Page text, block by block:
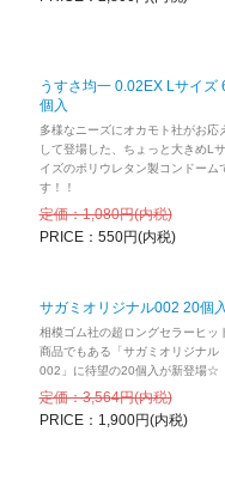
」です！
2020.12.23
2020.10.01
10月のス
付き 144
2020.06.01 6月のスペ
4月11日(
お客様に
2020.04.01 4月のスペ
うすさ均一 0.02EX Lサイズ
個入
多様なニーズにオカモト社がお応
して登場した、ちょっと大きめLサ
イズのポリウレタン製コンドーム
す！！
定価：1,080円(内税)
PRICE：550円(内税)
サガミオリジナル002 20個
相模ゴム社の超ロングセラーヒッ
商品でもある「サガミオリジナル
002」に待望の20個入が新登場☆
定価：3,564円(内税)
PRICE：1,900円(内税)